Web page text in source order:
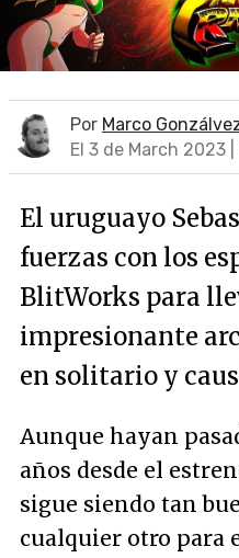
Por Marco
El 3 de March 2023 |
El uruguayo
fuerzas con los
BlitWorks para
impresionante
en solitario y
Aunque hayan
años desde el
sigue siendo tan
cualquier otro para